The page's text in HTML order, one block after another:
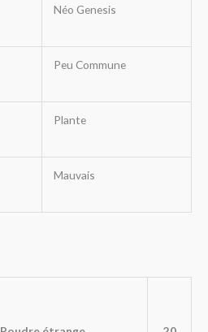
Néo Genesis
Peu Commune
Plante
Mauvais